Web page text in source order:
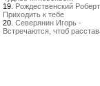
19. Рождественский
Приходить к тебе
20. Северянин Игорь -
Встречаются, чтоб